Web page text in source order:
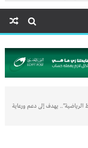
الرياضية”.. يهدف إلى دعم ورعاية